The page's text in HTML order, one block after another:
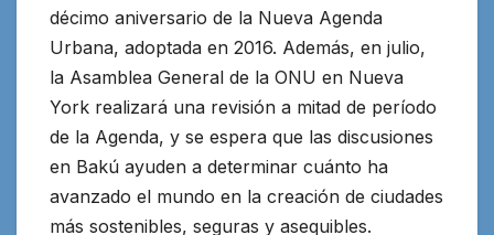
décimo aniversario de la Nueva Agenda
Urbana, adoptada en 2016. Además, en julio,
la Asamblea General de la ONU en Nueva
York realizará una revisión a mitad de período
de la Agenda, y se espera que las discusiones
en Bakú ayuden a determinar cuánto ha
avanzado el mundo en la creación de ciudades
más sostenibles, seguras y asequibles.